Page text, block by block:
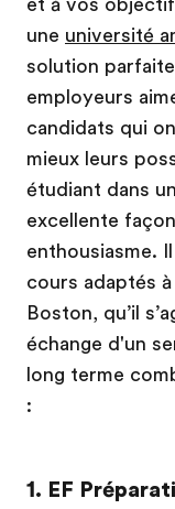
et à vos
une université
solution
employeurs
candidats qui
mieux leurs
étudiant dans
excellente
enthousiasme.
cours adaptés
Boston, qu’il
échange d'un
long terme
:
1. EF